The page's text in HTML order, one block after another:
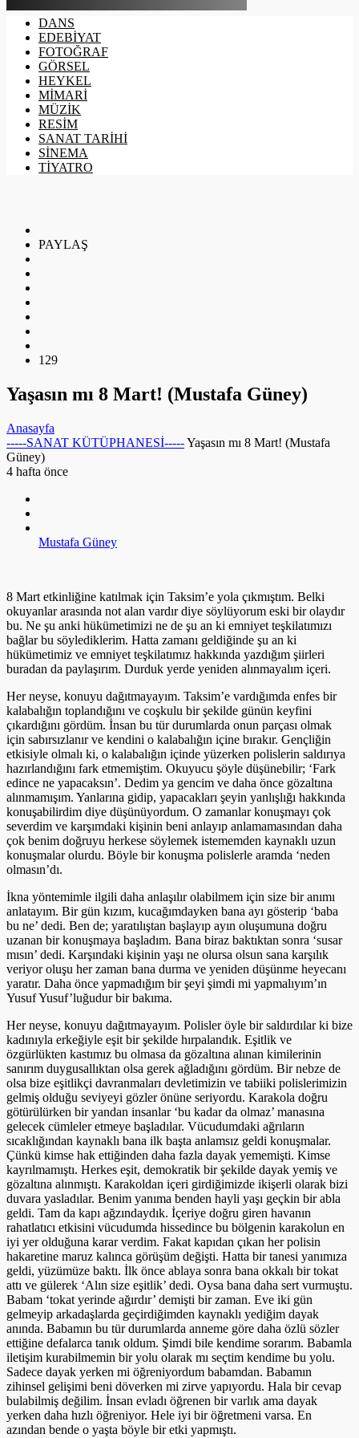
DANS
EDEBİYAT
FOTOĞRAF
GÖRSEL
HEYKEL
MİMARİ
MÜZİK
RESİM
SANAT TARİHİ
SİNEMA
TİYATRO
PAYLAŞ
129
Yaşasın mı 8 Mart! (Mustafa Güney)
Anasayfa
-----SANAT KÜTÜPHANESİ-----Yaşasın mı 8 Mart! (Mustafa
Güney)
4 hafta önce
Mustafa Güney
8 Mart etkinliğine katılmak için Taksim’e yola çıkmıştım. Belki
okuyanlar arasında not alan vardır diye söylüyorum eski bir olaydır
bu. Ne şu anki hükümetimizi ne de şu an ki emniyet teşkilatımızı
bağlar bu söylediklerim. Hatta zamanı geldiğinde şu an ki
hükümetimiz ve emniyet teşkilatımız hakkında yazdığım şiirleri
buradan da paylaşırım. Durduk yerde yeniden alınmayalım içeri.
Her neyse, konuyu dağıtmayayım. Taksim’e vardığımda enfes bir
kalabalığın toplandığını ve coşkulu bir şekilde günün keyfini
çıkardığını gördüm. İnsan bu tür durumlarda onun parçası olmak
için sabırsızlanır ve kendini o kalabalığın içine bırakır. Gençliğin
etkisiyle olmalı ki, o kalabalığın içinde yüzerken polislerin saldırıya
hazırlandığını fark etmemiştim. Okuyucu şöyle düşünebilir; ‘Fark
edince ne yapacaksın’. Dedim ya gencim ve daha önce gözaltına
alınmamışım. Yanlarına gidip, yapacakları şeyin yanlışlığı hakkında
konuşabilirdim diye düşünüyordum. O zamanlar konuşmayı çok
severdim ve karşımdaki kişinin beni anlayıp anlamamasından daha
çok benim doğruyu herkese söylemek istememden kaynaklı uzun
konuşmalar olurdu. Böyle bir konuşma polislerle aramda ‘neden
olmasın’dı.
İkna yöntemimle ilgili daha anlaşılır olabilmem için size bir anımı
anlatayım. Bir gün kızım, kucağımdayken bana ayı gösterip ‘baba
bu ne’ dedi. Ben de; yaratılıştan başlayıp ayın oluşumuna doğru
uzanan bir konuşmaya başladım. Bana biraz baktıktan sonra ‘susar
mısın’ dedi. Karşındaki kişinin yaşı ne olursa olsun sana karşılık
veriyor oluşu her zaman bana durma ve yeniden düşünme heyecanı
yaratır. Daha önce yapmadığım bir şeyi şimdi mi yapmalıyım’ın
Yusuf Yusuf’luğudur bir bakıma.
Her neyse, konuyu dağıtmayayım. Polisler öyle bir saldırdılar ki bize
kadınıyla erkeğiyle eşit bir şekilde hırpalandık. Eşitlik ve
özgürlükten kastımız bu olmasa da gözaltına alınan kimilerinin
sanırım duygusallıktan olsa gerek ağladığını gördüm. Bir nebze de
olsa bize eşitlikçi davranmaları devletimizin ve tabiiki polislerimizin
gelmiş olduğu seviyeyi gözler önüne seriyordu. Karakola doğru
götürülürken bir yandan insanlar ‘bu kadar da olmaz’ manasına
gelecek cümleler etmeye başladılar. Vücudumdaki ağrıların
sıcaklığından kaynaklı bana ilk başta anlamsız geldi konuşmalar.
Çünkü kimse hak ettiğinden daha fazla dayak yememişti. Kimse
kayrılmamıştı. Herkes eşit, demokratik bir şekilde dayak yemiş ve
gözaltına alınmıştı. Karakoldan içeri girdiğimizde ikişerli olarak bizi
duvara yasladılar. Benim yanıma benden hayli yaşı geçkin bir abla
geldi. Tam da kapı ağzındaydık. İçeriye doğru giren havanın
rahatlatıcı etkisini vücudumda hissedince bu bölgenin karakolun en
iyi yer olduğuna karar verdim. Fakat kapıdan çıkan her polisin
hakaretine maruz kalınca görüşüm değişti. Hatta bir tanesi yanımıza
geldi, yüzümüze baktı. İlk önce ablaya sonra bana okkalı bir tokat
attı ve gülerek ‘Alın size eşitlik’ dedi. Oysa bana daha sert vurmuştu.
Babam ‘tokat yerinde ağırdır’ demişti bir zaman. Eve iki gün
gelmeyip arkadaşlarda geçirdiğimden kaynaklı yediğim dayak
anında. Babamın bu tür durumlarda anneme göre daha özlü sözler
ettiğine defalarca tanık oldum. Şimdi bile kendime sorarım. Babamla
iletişim kurabilmemin bir yolu olarak mı seçtim kendime bu yolu.
Sadece dayak yerken mi öğreniyordum babamdan. Babamın
zihinsel gelişimi beni döverken mi zirve yapıyordu. Hala bir cevap
bulabilmiş değilim. İnsan evladı öğrenen bir varlık ama dayak
yerken daha hızlı öğreniyor. Hele iyi bir öğretmeni varsa. En
azından bende o yaşta böyle bir etki yapmıştı.